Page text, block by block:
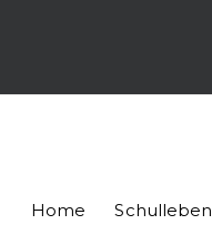
Home Schulleben